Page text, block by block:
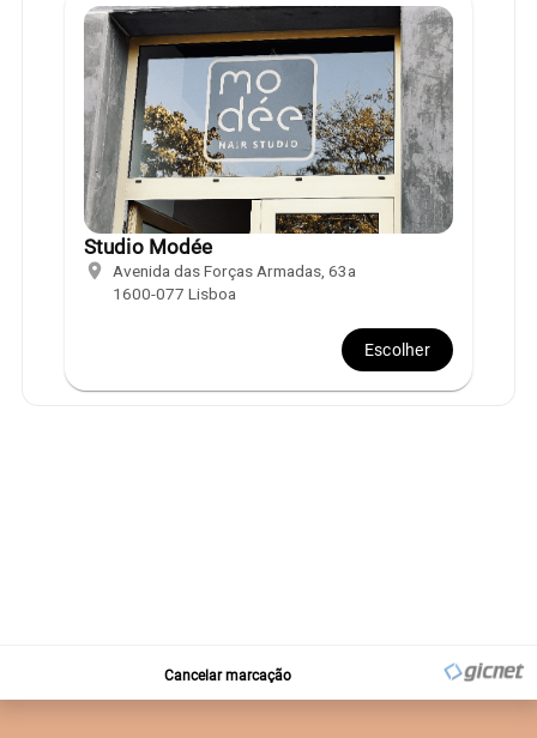
Studio Modée
location_on
Avenida das Forças Armadas, 63a
1600-077 Lisboa
Escolher
Cancelar marcação